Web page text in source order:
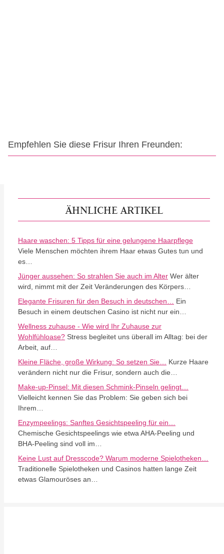
Empfehlen Sie diese Frisur Ihren Freunden:
ÄHNLICHE ARTIKEL
Haare waschen: 5 Tipps für eine gelungene Haarpflege
Viele Menschen möchten ihrem Haar etwas Gutes tun und
es…
Jünger aussehen: So strahlen Sie auch im Alter Wer älter
wird, nimmt mit der Zeit Veränderungen des Körpers…
Elegante Frisuren für den Besuch in deutschen…
Ein
Besuch in einem deutschen Casino ist nicht nur ein…
Wellness zuhause - Wie wird Ihr Zuhause zur
Wohlfühloase? Stress begleitet uns überall im Alltag: bei der
Arbeit, auf…
Kleine Fläche, große Wirkung: So setzen Sie…
Kurze Haare
verändern nicht nur die Frisur, sondern auch die…
Make-up-Pinsel: Mit diesen Schmink-Pinseln gelingt…
Vielleicht kennen Sie das Problem: Sie geben sich bei
Ihrem…
Enzympeelings: Sanftes Gesichtspeeling für ein…
Chemische Gesichtspeelings wie etwa AHA-Peeling und
BHA-Peeling sind voll im…
Keine Lust auf Dresscode? Warum moderne Spielotheken…
Traditionelle Spielotheken und Casinos hatten lange Zeit
etwas Glamouröses an…